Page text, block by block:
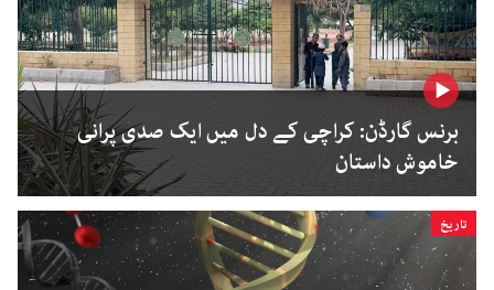
برنس گارڈن: کراچی کے دل میں ایک صدی پرانی
خاموش داستان
تاریخ